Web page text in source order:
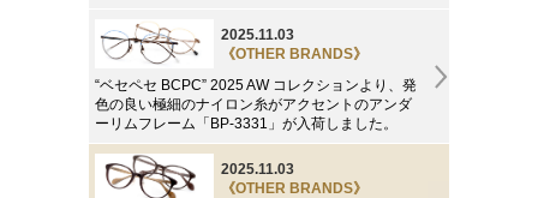
2025.11.03
《OTHER BRANDS》
“ベセペセ BCPC” 2025 AW コレクションより、発
色の良い極細のナイロン糸がアクセントのアンダ
ーリムフレーム「BP-3331」が入荷しました。
2025.11.03
《OTHER BRANDS》